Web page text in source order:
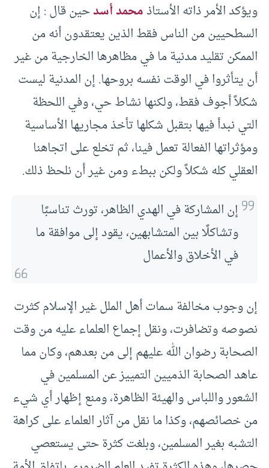
ويؤكد الأمر ذاته الأستاذمحمد أسدحين قال : إن
السطحيين من الناس فقط الذين يعتقدون أنه من
الممكن تقليد مدنية ما في مظاهرها الخارجية من غير
أن يتأثروا في الوقت نفسه بروحها. إن المدنية ليست
شكلاً أجوف فقط، ولكنها نشاط حي، وفي اللحظة
التي نبدأ فيها بتقبل شكلها تأخذ مجاريها الأساسية
ومؤثراتها الفعالة تعمل فينا، ثم تخلع على اتجاهنا
العقلي كله شكلاً ولكن ببطء ومن غير أن نلحظ ذلك.
إن المشاركة في الهدي الظاهر، تورث تناسبًا
وتشاكلًا بين المتشابهين، يقود إلى موافقة ما
في الأخلاق والأعمال
إن وجوب مخالفة سمات أهل الملل غير الإسلام كثرت
نصوصه وتضافرت، ونقل إجماع العلماء عليه من وقت
الصحابة رضوان الله عليهم إلى من بعدهم، وكان مما
عاهد الصحابة الذميين التمييز عن المسلمين في
الشعور واللباس والهيئة الظاهرة، ومنع إظهار أي شيء
من خصائصهم، وكذا ما نقل من آثار العلماء على كراهة
التشبه بغير المسلمين، وبلغت كثرة حتى يستعصي